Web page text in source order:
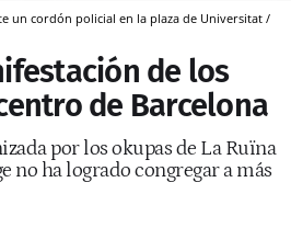
un cordón policial en la plaza de Universitat /
de los
de Barcelona
por los okupas de La Ruïna
no ha logrado congregar a más